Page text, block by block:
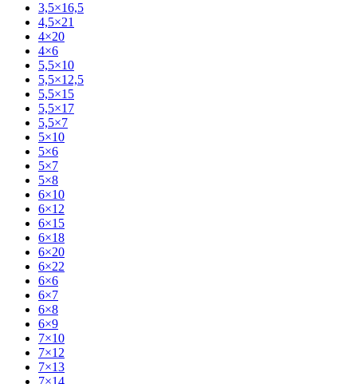
3,5×16,5
4,5×21
4×20
4×6
5,5×10
5,5×12,5
5,5×15
5,5×17
5,5×7
5×10
5×6
5×7
5×8
6×10
6×12
6×15
6×18
6×20
6×22
6×6
6×7
6×8
6×9
7×10
7×12
7×13
7×14